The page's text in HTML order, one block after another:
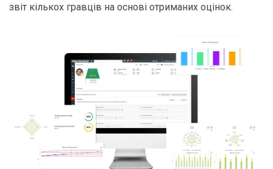
звіт кількох гравців на основі отриманих оцінок.